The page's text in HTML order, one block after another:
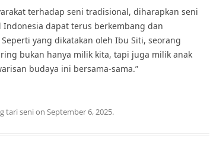
terhadap seni tradisional, diharapkan seni
dapat terus berkembang dan
yang dikatakan oleh Ibu Siti, seorang
bukan hanya milik kita, tapi juga milik anak
budaya ini bersama-sama.”
tari senion September 6, 2025.